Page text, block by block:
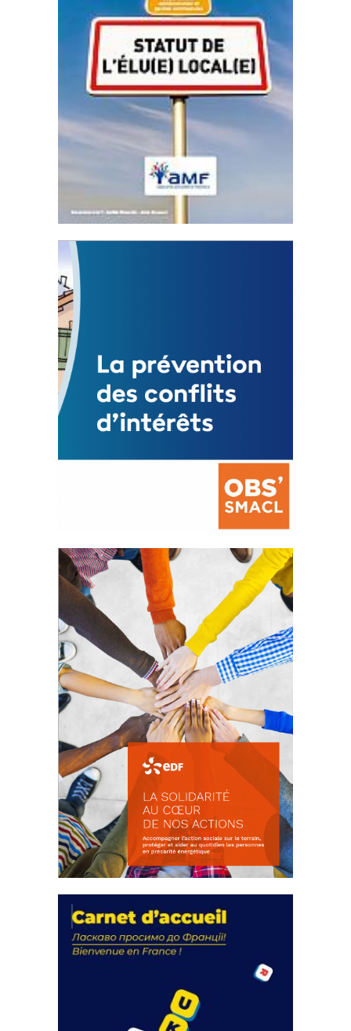
Statut de l’élu local
3 avril 2024
Mise à jour avril 2024
FEUILLETER
La prévention des conflits
d’intérêts
18 septembre 2023
FEUILLETER
actions
18 septembre 2023
FEUILLETER